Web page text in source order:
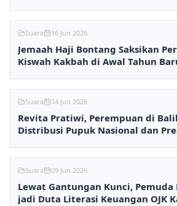
Suara 16 Jun 2026
Jemaah Haji Bontang Saksikan
Kiswah Kakbah di Awal Tahun
Suara 14 Jun 2026
Revita Pratiwi, Perempuan di
Distribusi Pupuk Nasional dan
Suara 09 Jun 2026
Lewat Gantungan Kunci,
jadi Duta Literasi Keuangan OJK